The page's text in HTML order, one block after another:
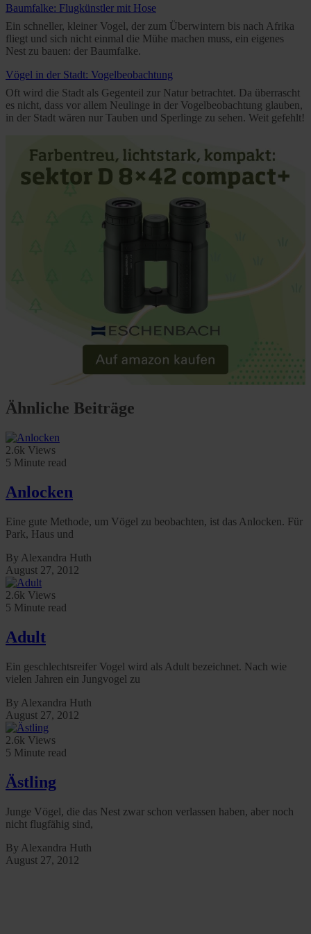
Baumfalke: Flugkünstler mit Hose
Ein schneller, kleiner Vogel, der zum Überwintern bis nach Afrika
fliegt und sich nicht einmal die Mühe machen muss, ein eigenes
Nest zu bauen: der Baumfalke.
Vögel in der Stadt: Vogelbeobachtung
Oft wird die Stadt als Gegenteil zur Natur betrachtet. Da überrascht
es nicht, dass vor allem Neulinge in der Vogelbeobachtung glauben,
in der Stadt wären nur Tauben und Sperlinge zu sehen. Weit gefehlt!
Ähnliche Beiträge
2.6k Views
5 Minute read
Anlocken
Eine gute Methode, um Vögel zu beobachten, ist das Anlocken. Für
Park, Haus und
By Alexandra Huth
August 27, 2012
2.6k Views
5 Minute read
Adult
Ein geschlechtsreifer Vogel wird als Adult bezeichnet. Nach wie
vielen Jahren ein Jungvogel zu
By Alexandra Huth
August 27, 2012
2.6k Views
5 Minute read
Ästling
Junge Vögel, die das Nest zwar schon verlassen haben, aber noch
nicht flugfähig sind,
By Alexandra Huth
August 27, 2012